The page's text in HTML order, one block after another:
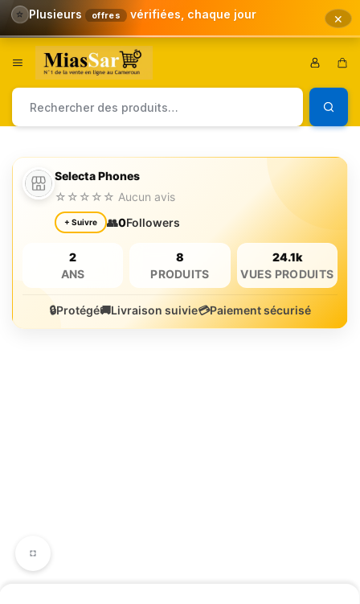
⭐ Plusieurs offres vérifiées, chaque jour
✕
à/au
contenu
Achetez
Plus,
Selecta Phones
☆☆☆☆☆ Aucun avis
+ Suivre 👥0Followers
2
ANS
8
PRODUITS
24.1k
VUES PRODUITS
🔒Protégé🚚Livraison suivie💳Paiement sécurisé